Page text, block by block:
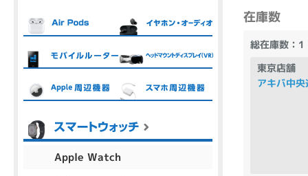
在庫数
総在庫数：1
東京店舗
アキバ中央
Apple Watch
ランク
商品状態の絞り込み
新品/未使用 中古 新品